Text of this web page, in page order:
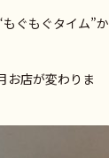
ぐもぐタイム”か
お店が変わりま